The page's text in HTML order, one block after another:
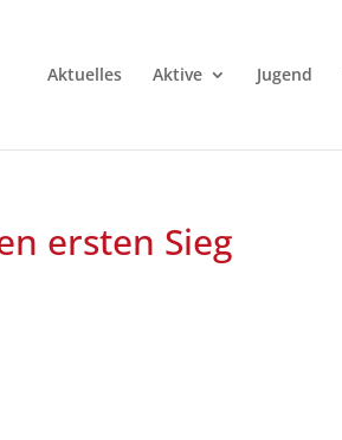
Aktuelles Aktive Jugend
ersten Sieg